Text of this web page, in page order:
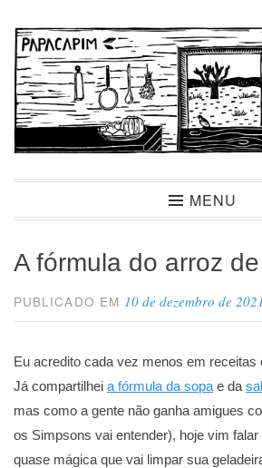
para
conteúdo
PapacapimMENU
A fórmula do arroz
PUBLICADO EM 10 de dezembro de 2021
Eu acredito cada vez menos em receitas
Já compartilhei a fórmula da sopa e da
mas como a gente não ganha amigues
os Simpsons vai entender), hoje vim
quase mágica que vai limpar sua